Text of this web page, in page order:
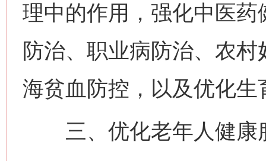
理中的作用，强化中医
防治、职业病防治、农村
海贫血防控，以及优化
三、优化老年人健康